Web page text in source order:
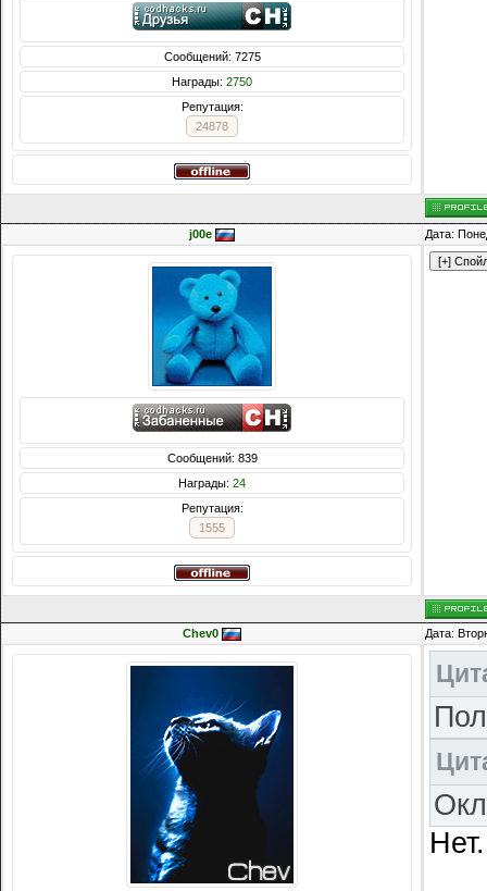
Сообщений: 7275
Награды: 2750
Репутация:
24878
j00e Дата:
Сообщений: 839
Награды: 24
Репутация:
1555
Chev0 Дата:
Нет.